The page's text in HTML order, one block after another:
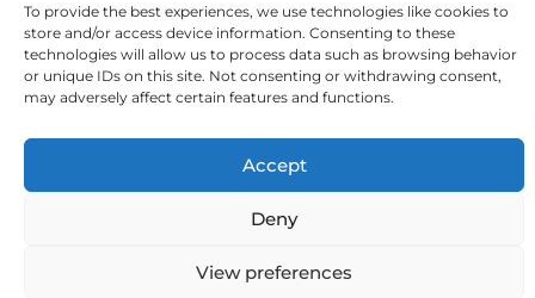
To provide the best experiences, we use technologies like cookies to
store and/or access device information. Consenting to these
technologies will allow us to process data such as browsing behavior
or unique IDs on this site. Not consenting or withdrawing consent,
may adversely affect certain features and functions.
Accept
Deny
View preferences
609472979
comercial@bediaycabarga.com
Fdez. Hontoria 20. Astillero. 39610 Cantabria
De lunes a viernes de 8:30 a 13:00 y de 15:00 a
Webmaster:Nuética Informática